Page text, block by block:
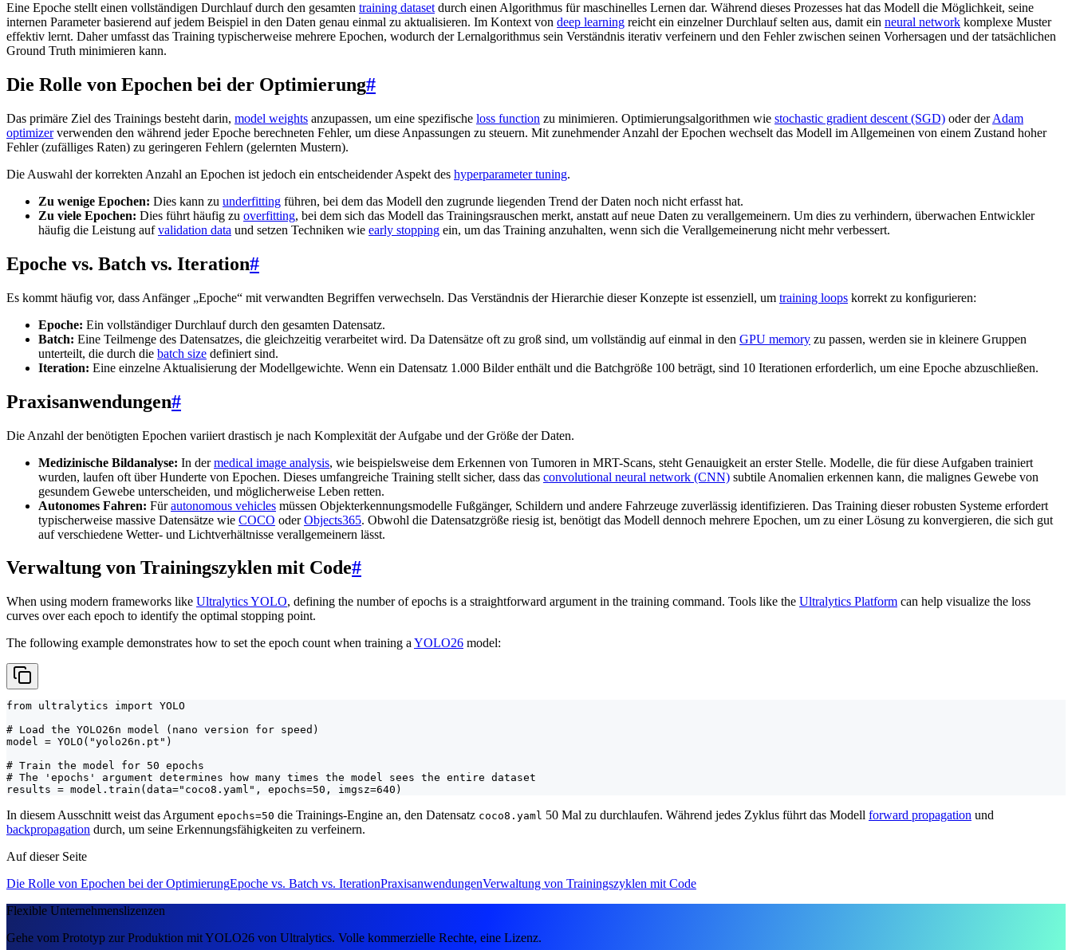
Eine Epoche stellt einen vollständigen Durchlauf durch den gesamten training dataset durch einen Algorithmus für maschinelles Lernen dar. Während dieses Prozesses hat das Modell die Möglichkeit, seine
internen Parameter basierend auf jedem Beispiel in den Daten genau einmal zu aktualisieren. Im Kontext von deep learning reicht ein einzelner Durchlauf selten aus, damit ein neural network komplexe Muster
effektiv lernt. Daher umfasst das Training typischerweise mehrere Epochen, wodurch der Lernalgorithmus sein Verständnis iterativ verfeinern und den Fehler zwischen seinen Vorhersagen und der tatsächlichen
Ground Truth minimieren kann.
Die Rolle von Epochen bei der Optimierung#
Das primäre Ziel des Trainings besteht darin, model weights anzupassen, um eine spezifische loss function zu minimieren. Optimierungsalgorithmen wie stochastic gradient descent (SGD) oder derAdam
optimizerverwenden den während jeder Epoche berechneten Fehler, um diese Anpassungen zu steuern. Mit zunehmender Anzahl der Epochen wechselt das Modell im Allgemeinen von einem Zustand hoher
Fehler (zufälliges Raten) zu geringeren Fehlern (gelernten Mustern).
Die Auswahl der korrekten Anzahl an Epochen ist jedoch ein entscheidender Aspekt des hyperparameter tuning.
Zu wenige Epochen: Dies kann zu underfitting führen, bei dem das Modell den zugrunde liegenden Trend der Daten noch nicht erfasst hat.
Zu viele Epochen: Dies führt häufig zu overfitting, bei dem sich das Modell das Trainingsrauschen merkt, anstatt auf neue Daten zu verallgemeinern. Um dies zu verhindern, überwachen Entwickler
häufig die Leistung aufvalidation data und setzen Techniken wie early stopping ein, um das Training anzuhalten, wenn sich die Verallgemeinerung nicht mehr verbessert.
Epoche vs. Batch vs. Iteration#
Es kommt häufig vor, dass Anfänger „Epoche“ mit verwandten Begriffen verwechseln. Das Verständnis der Hierarchie dieser Konzepte ist essenziell, um training loops korrekt zu konfigurieren:
Epoche: Ein vollständiger Durchlauf durch den gesamten Datensatz.
Batch: Eine Teilmenge des Datensatzes, die gleichzeitig verarbeitet wird. Da Datensätze oft zu groß sind, um vollständig auf einmal in den GPU memory zu passen, werden sie in kleinere Gruppen
unterteilt, die durch die batch size definiert sind.
Iteration: Eine einzelne Aktualisierung der Modellgewichte. Wenn ein Datensatz 1.000 Bilder enthält und die Batchgröße 100 beträgt, sind 10 Iterationen erforderlich, um eine Epoche abzuschließen.
Praxisanwendungen#
Die Anzahl der benötigten Epochen variiert drastisch je nach Komplexität der Aufgabe und der Größe der Daten.
Medizinische Bildanalyse: In dermedical image analysis, wie beispielsweise dem Erkennen von Tumoren in MRT-Scans, steht Genauigkeit an erster Stelle. Modelle, die für diese Aufgaben trainiert
wurden, laufen oft über Hunderte von Epochen. Dieses umfangreiche Training stellt sicher, dass das convolutional neural network (CNN) subtile Anomalien erkennen kann, die malignes Gewebe von
gesundem Gewebe unterscheiden, und möglicherweise Leben retten.
Autonomes Fahren: Fürautonomous vehicles müssen Objekterkennungsmodelle Fußgänger, Schildern und andere Fahrzeuge zuverlässig identifizieren. Das Training dieser robusten Systeme erfordert
typischerweise massive Datensätze wie COCO oderObjects365. Obwohl die Datensatzgröße riesig ist, benötigt das Modell dennoch mehrere Epochen, um zu einer Lösung zu konvergieren, die sich gut
auf verschiedene Wetter- und Lichtverhältnisse verallgemeinern lässt.
Verwaltung von Trainingszyklen mit Code#
When using modern frameworks like Ultralytics YOLO, defining the number of epochs is a straightforward argument in the training command. Tools like the Ultralytics Platform can help visualize the loss
curves over each epoch to identify the optimal stopping point.
The following example demonstrates how to set the epoch count when training a YOLO26 model:
from ultralytics import YOLO
# Load the YOLO26n model (nano version for speed)
model = YOLO("yolo26n.pt")
# Train the model for 50 epochs
# The 'epochs' argument determines how many times the model sees the entire dataset
results = model.train(data="coco8.yaml", epochs=50, imgsz=640)
In diesem Ausschnitt weist das Argument epochs=50 die Trainings-Engine an, den Datensatz coco8.yaml 50 Mal zu durchlaufen. Während jedes Zyklus führt das Modell forward propagation und
backpropagation durch, um seine Erkennungsfähigkeiten zu verfeinern.
Auf dieser Seite
Die Rolle von Epochen bei der OptimierungEpoche vs. Batch vs. IterationPraxisanwendungenVerwaltung von Trainingszyklen mit Code
Flexible Unternehmenslizenzen
Gehe vom Prototyp zur Produktion mit YOLO26 von Ultralytics. Volle kommerzielle Rechte, eine Lizenz.